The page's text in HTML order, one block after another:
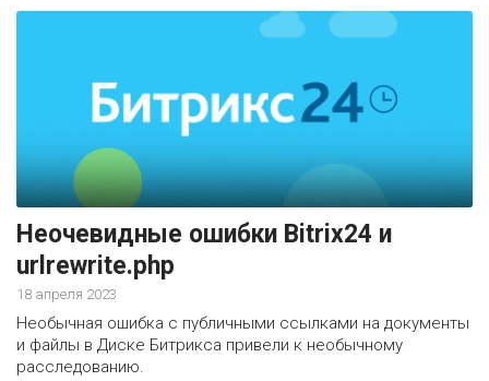
эту функцию довели практически до совершенства -
появилась возможность учитывать время коллег,
Битрикс24 иногда при обновлениях что-то может пойти не
так. Мы столкнулись с этим на своём портале. Шаблон
свободных слотов работает не корректно. И если эта
проблема у вас тоже проявилась - вы в нужном месте.
Рассказываем как починить.
Неочевидные ошибки Bitrix24 и
urlrewrite.php
18 апреля 2023
Необычная ошибка с публичными ссылками на документы
и файлы в Диске Битрикса привели к необычному
расследованию.